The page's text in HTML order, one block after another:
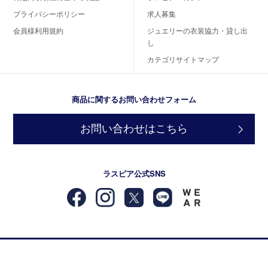
プライバシーポリシー
会員様利用規約
求人募集
ジュエリーの衣装協力・貸し出
し
カテゴリサイトマップ
商品に関するお問い合わせフォーム
お問い合わせはこちら
ラスピア公式SNS